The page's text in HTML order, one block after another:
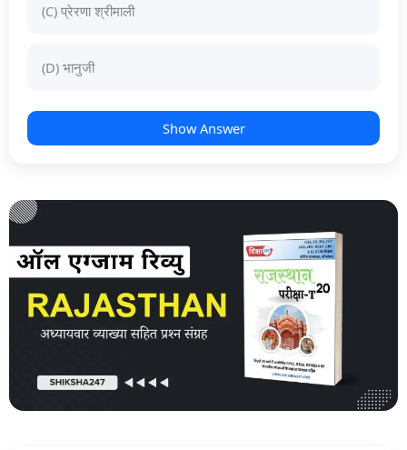
(C) प्रेरणा श्रीमाली
(D) भानुजी
Show Answer